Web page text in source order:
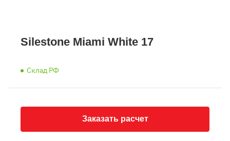
Silestone Miami White 17
Склад РФ
Заказать расчет